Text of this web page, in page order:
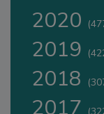
2020
2019
2018
2017